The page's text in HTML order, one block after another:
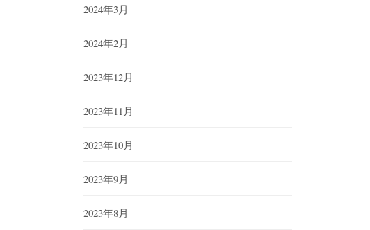
2024年3月
2024年2月
2023年12月
2023年11月
2023年10月
2023年9月
2023年8月